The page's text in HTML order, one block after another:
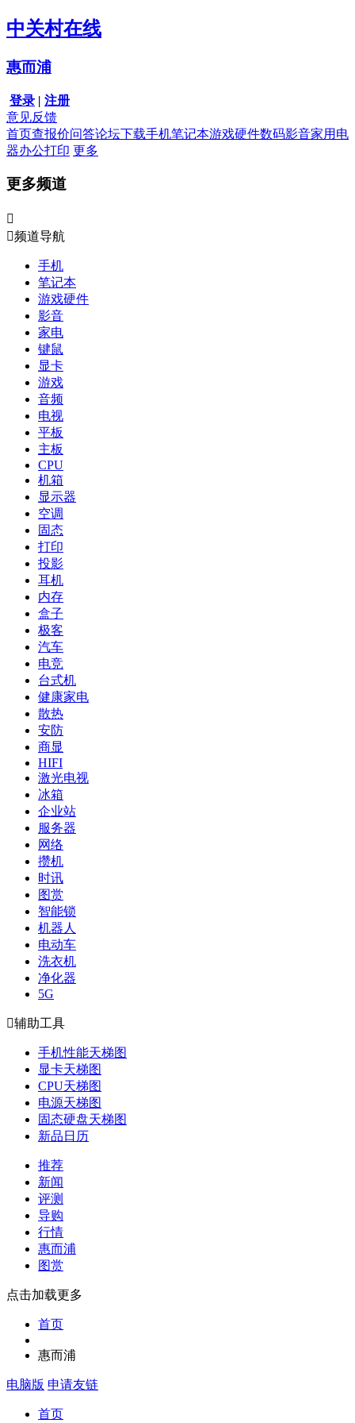
中关村在线
惠而浦
登录 | 注册
意见反馈
首页查报价问答论坛下载手机笔记本游戏硬件数码影音家用电
器办公打印 更多
更多频道

频道导航
手机
笔记本
游戏硬件
影音
家电
键鼠
显卡
游戏
音频
电视
平板
主板
CPU
机箱
显示器
空调
固态
打印
投影
耳机
内存
盒子
极客
汽车
电竞
台式机
健康家电
散热
安防
商显
HIFI
激光电视
冰箱
企业站
服务器
网络
攒机
时讯
图赏
智能锁
机器人
电动车
洗衣机
净化器
5G
辅助工具
手机性能天梯图
显卡天梯图
CPU天梯图
电源天梯图
固态硬盘天梯图
新品日历
推荐
新闻
评测
导购
行情
惠而浦
图赏
点击加载更多
首页
惠而浦
电脑版 申请友链
首页